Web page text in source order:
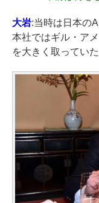
大岩:当時は日本の
本社ではギル・ア
を大きく取っていた